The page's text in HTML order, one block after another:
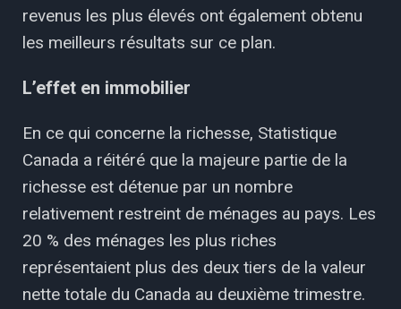
revenus les plus élevés ont également obtenu
les meilleurs résultats sur ce plan.
L’effet en immobilier
En ce qui concerne la richesse, Statistique
Canada a réitéré que la majeure partie de la
richesse est détenue par un nombre
relativement restreint de ménages au pays. Les
20 % des ménages les plus riches
représentaient plus des deux tiers de la valeur
nette totale du Canada au deuxième trimestre.